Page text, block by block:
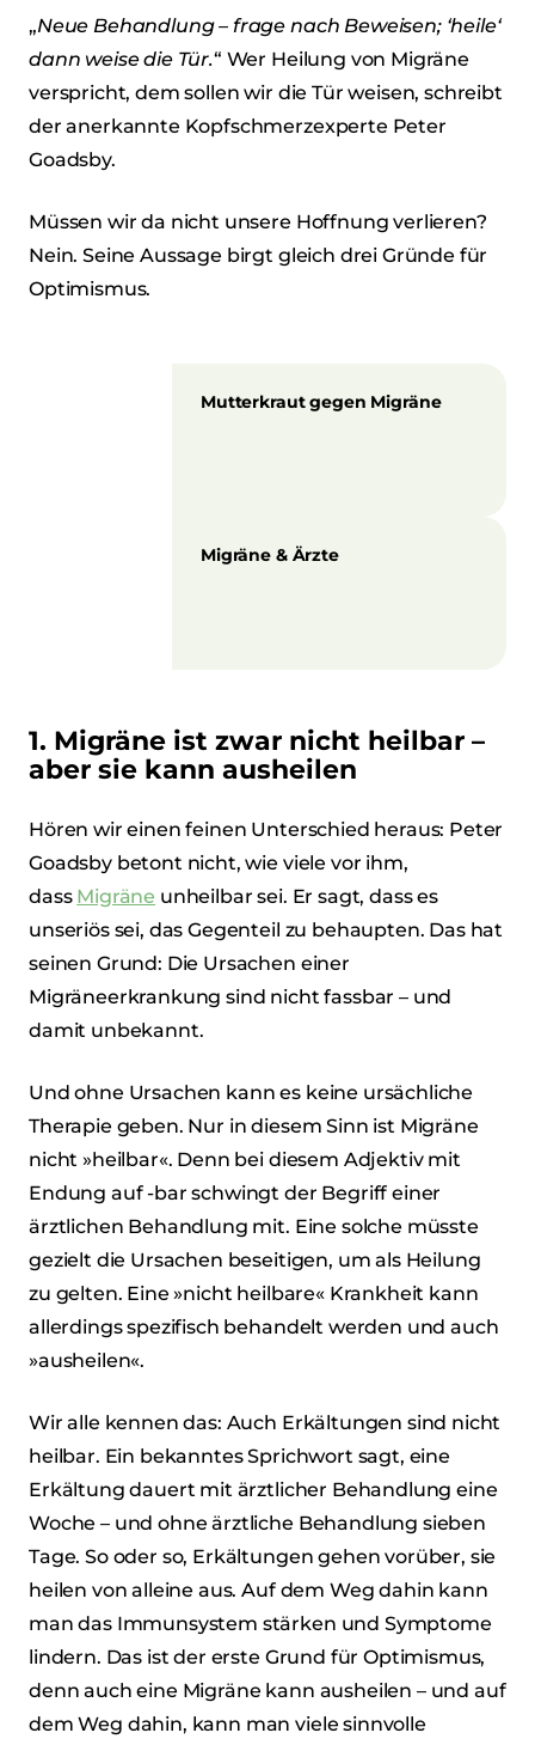
„Neue Behandlung – frage nach Beweisen; ‘heile‘
dann weise die Tür.“ Wer Heilung von Migräne
verspricht, dem sollen wir die Tür weisen, schreibt
der anerkannte Kopfschmerzexperte Peter
Goadsby.
Müssen wir da nicht unsere Hoffnung verlieren?
Nein. Seine Aussage birgt gleich drei Gründe für
Optimismus.
Mutterkraut gegen Migräne
Migräne & Ärzte
1. Migräne ist zwar nicht heilbar –
aber sie kann ausheilen
Hören wir einen feinen Unterschied heraus: Peter
Goadsby betont nicht, wie viele vor ihm,
dass Migräne unheilbar sei. Er sagt, dass es
unseriös sei, das Gegenteil zu behaupten. Das hat
seinen Grund: Die Ursachen einer
Migräneerkrankung sind nicht fassbar – und
damit unbekannt.
Und ohne Ursachen kann es keine ursächliche
Therapie geben. Nur in diesem Sinn ist Migräne
nicht »heilbar«. Denn bei diesem Adjektiv mit
Endung auf -bar schwingt der Begriff einer
ärztlichen Behandlung mit. Eine solche müsste
gezielt die Ursachen beseitigen, um als Heilung
zu gelten. Eine »nicht heilbare« Krankheit kann
allerdings spezifisch behandelt werden und auch
»ausheilen«.
Wir alle kennen das: Auch Erkältungen sind nicht
heilbar. Ein bekanntes Sprichwort sagt, eine
Erkältung dauert mit ärztlicher Behandlung eine
Woche – und ohne ärztliche Behandlung sieben
Tage. So oder so, Erkältungen gehen vorüber, sie
heilen von alleine aus. Auf dem Weg dahin kann
man das Immunsystem stärken und Symptome
lindern. Das ist der erste Grund für Optimismus,
denn auch eine Migräne kann ausheilen – und auf
dem Weg dahin, kann man viele sinnvolle